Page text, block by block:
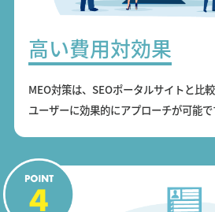
高い費用対効果
MEO対策は、SEOポータルサイトと比
ユーザーに効果的にアプローチが可能で